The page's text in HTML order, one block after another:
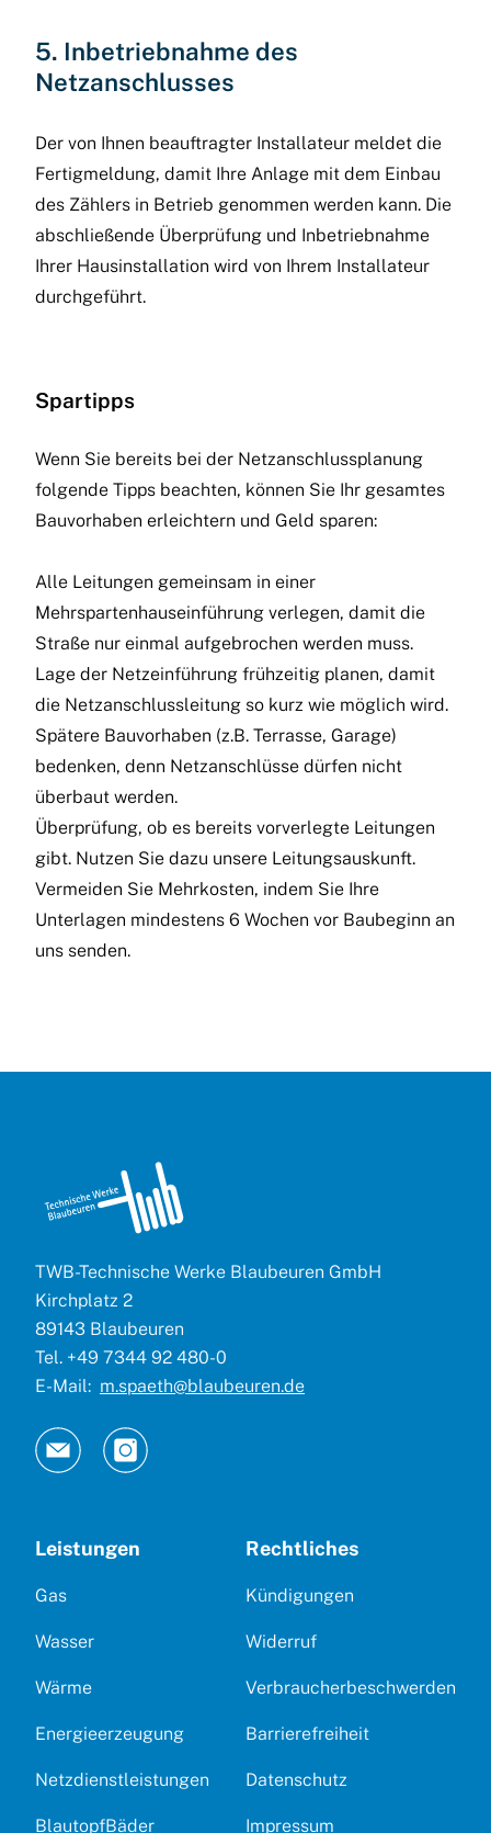
5. Inbetriebnahme des
Netzanschlusses
Der von Ihnen beauftragter Installateur meldet die
Fertigmeldung, damit Ihre Anlage mit dem Einbau
des Zählers in Betrieb genommen werden kann. Die
abschließende Überprüfung und Inbetriebnahme
Ihrer Hausinstallation wird von Ihrem Installateur
durchgeführt.
Spartipps
Wenn Sie bereits bei der Netzanschlussplanung
folgende Tipps beachten, können Sie Ihr gesamtes
Bauvorhaben erleichtern und Geld sparen:
Alle Leitungen gemeinsam in einer
Mehrspartenhauseinführung verlegen, damit die
Straße nur einmal aufgebrochen werden muss.
Lage der Netzeinführung frühzeitig planen, damit
die Netzanschlussleitung so kurz wie möglich wird.
Spätere Bauvorhaben (z.B. Terrasse, Garage)
bedenken, denn Netzanschlüsse dürfen nicht
überbaut werden.
Überprüfung, ob es bereits vorverlegte Leitungen
gibt. Nutzen Sie dazu unsere Leitungsauskunft.
Vermeiden Sie Mehrkosten, indem Sie Ihre
Unterlagen mindestens 6 Wochen vor Baubeginn an
uns senden.
TWB-Technische Werke Blaubeuren GmbH
Kirchplatz 2
89143 Blaubeuren
Tel. +49 7344 92 480-0
E-Mail: m.spaeth@blaubeuren.de
Leistungen
Gas
Wasser
Wärme
Energieerzeugung
Netzdienstleistungen
BlautopfBäder
Rechtliches
Kündigungen
Widerruf
Verbraucherbeschwerden
Barrierefreiheit
Datenschutz
Impressum